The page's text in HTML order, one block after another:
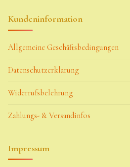
Kundeninformation
Allgemeine Geschäftsbedingungen
Datenschutzerklärung
Widerrufsbelehrung
Zahlungs- & Versandinfos
Impressum